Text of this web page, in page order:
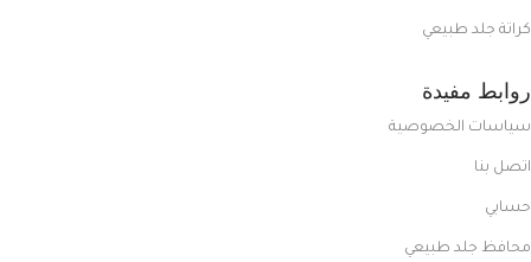
كراتة جلد طبيعي
روابط مفيدة
سياسات الخصوصية
اتصل بنا
حسابي
محافظ جلد طبيعي